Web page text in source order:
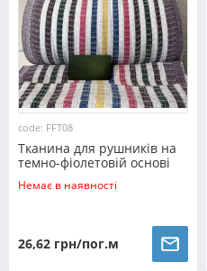
code: FFT08
Тканина для рушників на
темно-фіолетовій основі
(50м)
Немає в наявності
26,62 грн/пог.м